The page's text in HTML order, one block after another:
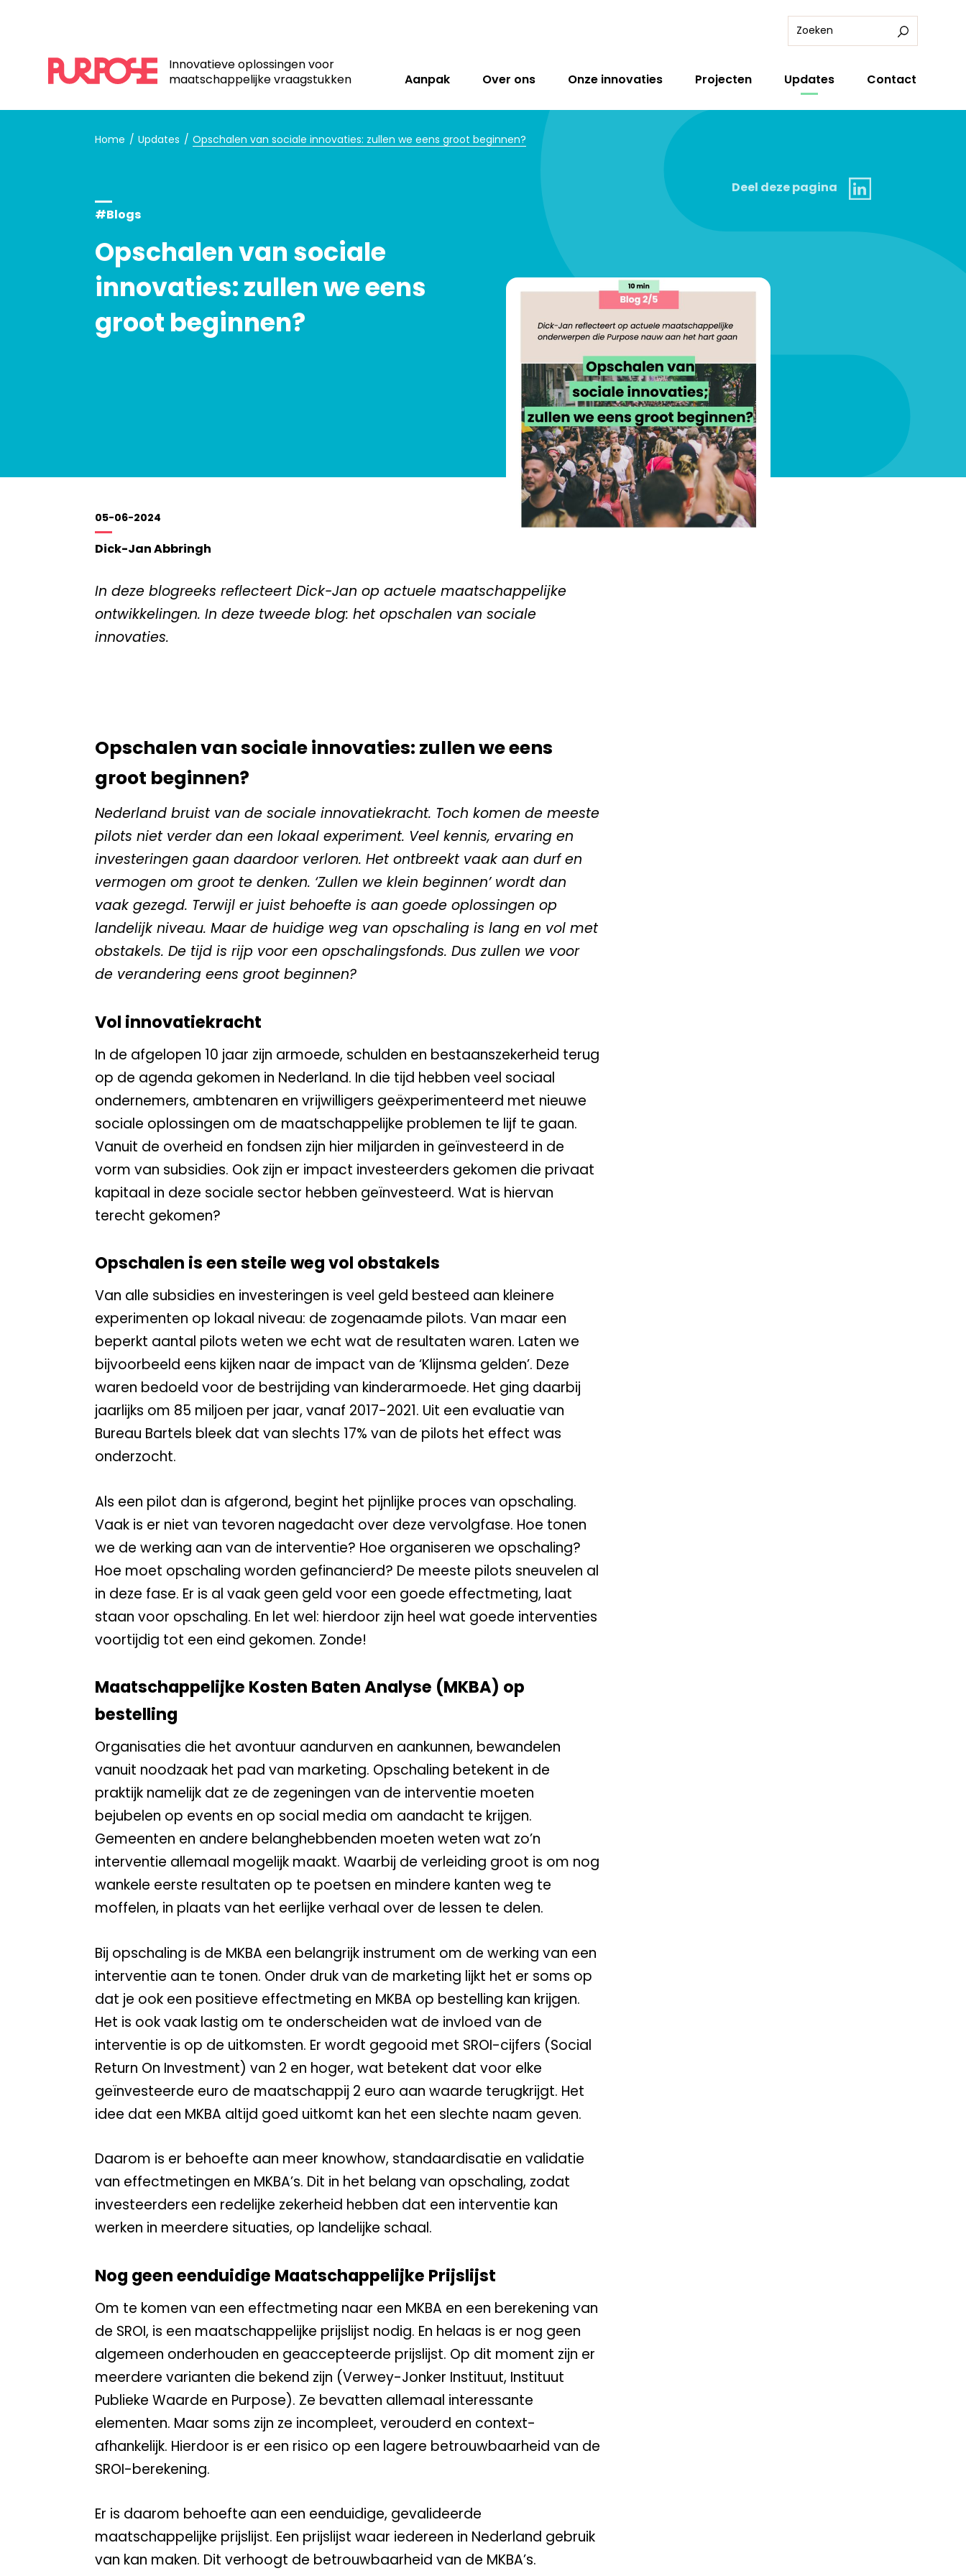
Innovatieve oplossingen voor
maatschappelijke vraagstukken
Aanpak Over ons Onze innovaties Projecten Updates Contact
Home Updates Opschalen van sociale innovaties: zullen we eens groot beginnen?
#Blogs
Opschalen van sociale
innovaties: zullen we eens
groot beginnen?
Deel deze pagina
05-06-2024
Dick-Jan Abbringh
In deze blogreeks reflecteert Dick-Jan op actuele maatschappelijke
ontwikkelingen. In deze tweede blog: het opschalen van sociale
innovaties.
Opschalen van sociale innovaties: zullen we eens
groot beginnen?
Nederland bruist van de sociale innovatiekracht. Toch komen de meeste
pilots niet verder dan een lokaal experiment. Veel kennis, ervaring en
investeringen gaan daardoor verloren. Het ontbreekt vaak aan durf en
vermogen om groot te denken. ‘Zullen we klein beginnen’ wordt dan
vaak gezegd. Terwijl er juist behoefte is aan goede oplossingen op
landelijk niveau. Maar de huidige weg van opschaling is lang en vol met
obstakels. De tijd is rijp voor een opschalingsfonds. Dus zullen we voor
de verandering eens groot beginnen?
Vol innovatiekracht
In de afgelopen 10 jaar zijn armoede, schulden en bestaanszekerheid terug
op de agenda gekomen in Nederland. In die tijd hebben veel sociaal
ondernemers, ambtenaren en vrijwilligers geëxperimenteerd met nieuwe
sociale oplossingen om de maatschappelijke problemen te lijf te gaan.
Vanuit de overheid en fondsen zijn hier miljarden in geïnvesteerd in de
vorm van subsidies. Ook zijn er impact investeerders gekomen die privaat
kapitaal in deze sociale sector hebben geïnvesteerd. Wat is hiervan
terecht gekomen?
Opschalen is een steile weg vol obstakels
Van alle subsidies en investeringen is veel geld besteed aan kleinere
experimenten op lokaal niveau: de zogenaamde pilots. Van maar een
beperkt aantal pilots weten we echt wat de resultaten waren. Laten we
bijvoorbeeld eens kijken naar de impact van de ‘Klijnsma gelden’. Deze
waren bedoeld voor de bestrijding van kinderarmoede. Het ging daarbij
jaarlijks om 85 miljoen per jaar, vanaf 2017-2021. Uit een evaluatie van
Bureau Bartels bleek dat van slechts 17% van de pilots het effect was
onderzocht.
Als een pilot dan is afgerond, begint het pijnlijke proces van opschaling.
Vaak is er niet van tevoren nagedacht over deze vervolgfase. Hoe tonen
we de werking aan van de interventie? Hoe organiseren we opschaling?
Hoe moet opschaling worden gefinancierd? De meeste pilots sneuvelen al
in deze fase. Er is al vaak geen geld voor een goede effectmeting, laat
staan voor opschaling. En let wel: hierdoor zijn heel wat goede interventies
voortijdig tot een eind gekomen. Zonde!
Maatschappelijke Kosten Baten Analyse (MKBA) op
bestelling
Organisaties die het avontuur aandurven en aankunnen, bewandelen
vanuit noodzaak het pad van marketing. Opschaling betekent in de
praktijk namelijk dat ze de zegeningen van de interventie moeten
bejubelen op events en op social media om aandacht te krijgen.
Gemeenten en andere belanghebbenden moeten weten wat zo’n
interventie allemaal mogelijk maakt. Waarbij de verleiding groot is om nog
wankele eerste resultaten op te poetsen en mindere kanten weg te
moffelen, in plaats van het eerlijke verhaal over de lessen te delen.
Bij opschaling is de MKBA een belangrijk instrument om de werking van een
interventie aan te tonen. Onder druk van de marketing lijkt het er soms op
dat je ook een positieve effectmeting en MKBA op bestelling kan krijgen.
Het is ook vaak lastig om te onderscheiden wat de invloed van de
interventie is op de uitkomsten. Er wordt gegooid met SROI-cijfers (Social
Return On Investment) van 2 en hoger, wat betekent dat voor elke
geïnvesteerde euro de maatschappij 2 euro aan waarde terugkrijgt. Het
idee dat een MKBA altijd goed uitkomt kan het een slechte naam geven.
Daarom is er behoefte aan meer knowhow, standaardisatie en validatie
van effectmetingen en MKBA’s. Dit in het belang van opschaling, zodat
investeerders een redelijke zekerheid hebben dat een interventie kan
werken in meerdere situaties, op landelijke schaal.
Nog geen eenduidige Maatschappelijke Prijslijst
Om te komen van een effectmeting naar een MKBA en een berekening van
de SROI, is een maatschappelijke prijslijst nodig. En helaas is er nog geen
algemeen onderhouden en geaccepteerde prijslijst. Op dit moment zijn er
meerdere varianten die bekend zijn (Verwey-Jonker Instituut, Instituut
Publieke Waarde en Purpose). Ze bevatten allemaal interessante
elementen. Maar soms zijn ze incompleet, verouderd en context-
afhankelijk. Hierdoor is er een risico op een lagere betrouwbaarheid van de
SROI-berekening.
Er is daarom behoefte aan een eenduidige, gevalideerde
maatschappelijke prijslijst. Een prijslijst waar iedereen in Nederland gebruik
van kan maken. Dit verhoogt de betrouwbaarheid van de MKBA’s.